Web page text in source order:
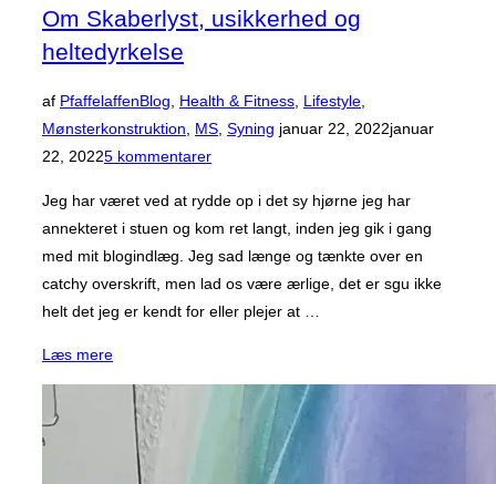
Om Skaberlyst, usikkerhed og
heltedyrkelse
af PfaffelaffenBlog, Health & Fitness, Lifestyle,
Mønsterkonstruktion, MS, Syning Udgivet
januar 22, 2022januar
22, 20225 kommentarer
Jeg har været ved at rydde op i det sy hjørne jeg har
annekteret i stuen og kom ret langt, inden jeg gik i gang
med mit blogindlæg. Jeg sad længe og tænkte over en
catchy overskrift, men lad os være ærlige, det er sgu ikke
helt det jeg er kendt for eller plejer at …
Læs mere“Om
Skaberlyst,
usikkerhed
heltedyrkelse”